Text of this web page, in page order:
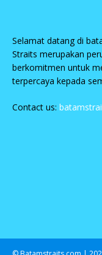
Selamat datang di
Straits merupakan
berkomitmen untuk
terpercaya kepada
Contact us: